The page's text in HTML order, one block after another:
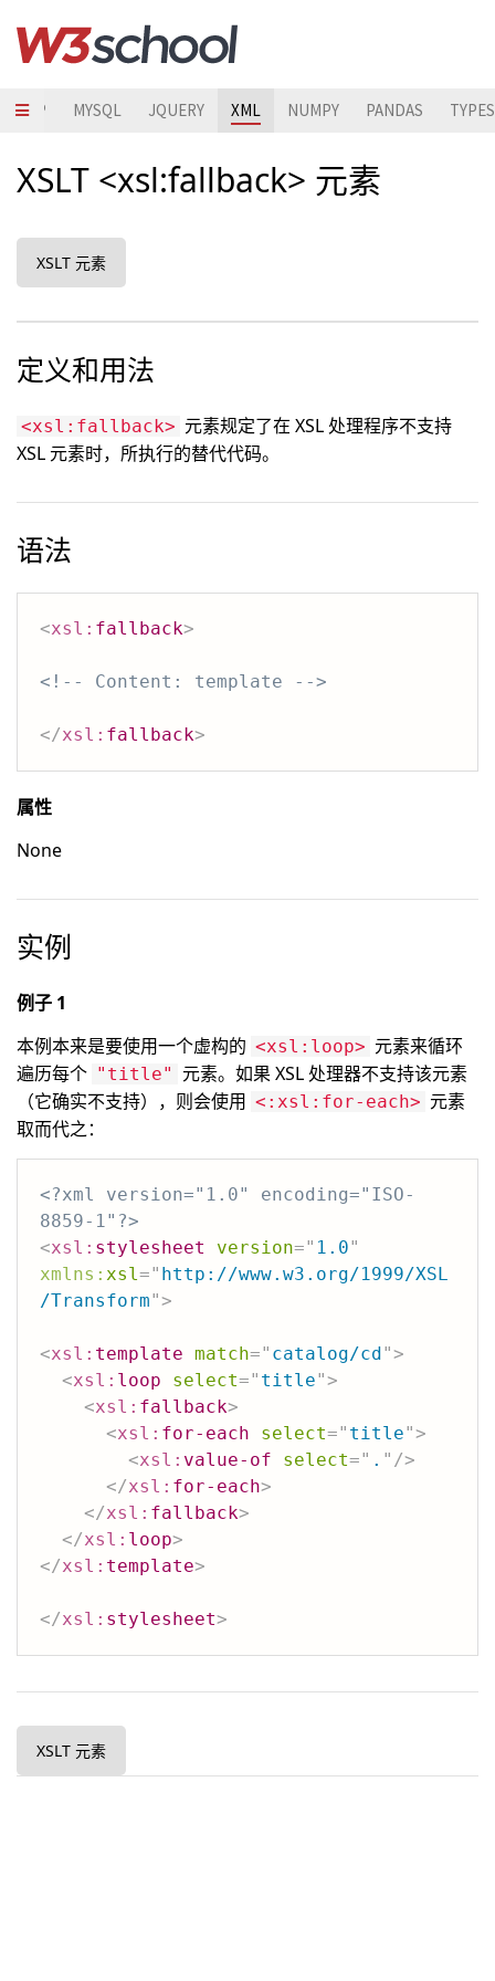
MYSQL JQUERY XML NUMPY PANDAS
XSLT <xsl:fallback> 元素
XSLT 元素
定义和用法
<xsl:fallback> 元素规定了在 XSL 处理程序不支持
XSL 元素时，所执行的替代代码。
语法
<xsl: fallback>
<!-- Content: template -->
</xsl: fallback>
属性
None
实例
例子 1
本例本来是要使用一个虚构的 <xsl:loop> 元素来循环
遍历每个 "title"
元素。如果 XSL 处理器不支持该元素
（它确实不支持），则会使用 <:xsl:for-each> 元素
取而代之：
<?xml version="1.0" encoding="ISO-
8859-1"?>
<xsl: stylesheet version=" 1.0"
xmlns: xsl=" http://www.w3.org/1999/XSL
/Transform">
<xsl: template match=" catalog/cd">
<xsl: loop select=" title">
<xsl: fallback>
<xsl: for-each select=" title">
<xsl: value-of select=" . " />
</xsl: for-each>
</xsl: fallback>
</xsl: loop>
</xsl: template>
</xsl: stylesheet>
XSLT 元素